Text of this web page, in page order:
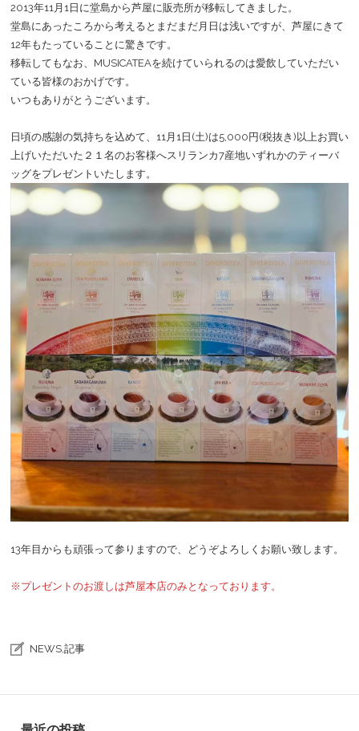
2013年11月1日に堂島から芦屋に販売所が移転してきました。
堂島にあったころから考えるとまだまだ月日は浅いですが、芦屋にきて
12年もたっていることに驚きです。
移転してもなお、MUSICATEAを続けていられるのは愛飲していただい
ている皆様のおかげです。
いつもありがとうございます。
日頃の感謝の気持ちを込めて、11月1日(土)は5,000円(税抜き)以上お買い
上げいただいた２１名のお客様へスリランカ7産地いずれかのティーバ
ッグをプレゼントいたします。
13年目からも頑張って参りますので、どうぞよろしくお願い致します。
※プレゼントのお渡しは芦屋本店のみとなっております。
NEWS 記事